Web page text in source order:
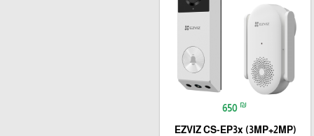
650 ₪
EZVIZ CS-EP3x (3MP+2MP)